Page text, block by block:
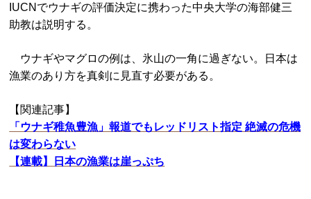
IUCNでウナギの評価決定に携わった中央大学の海部健三
助教は説明する。
ウナギやマグロの例は、氷山の一角に過ぎない。日本は
漁業のあり方を真剣に見直す必要がある。
【関連記事】
「ウナギ稚魚豊漁」報道でもレッドリスト指定 絶滅の危機
は変わらない
【連載】日本の漁業は崖っぷち